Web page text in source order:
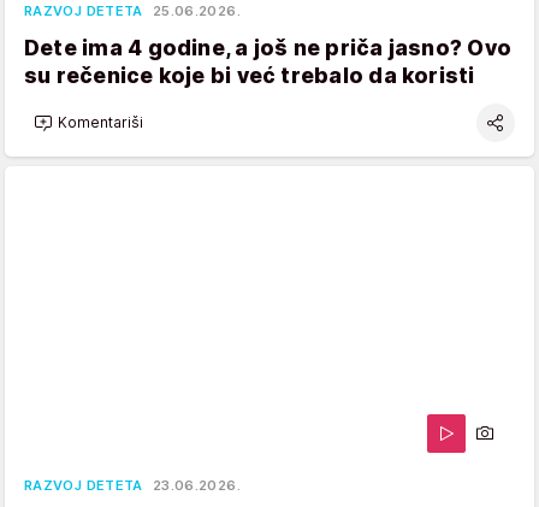
RAZVOJ DETETA 25.06.2026.
Dete ima 4 godine, a još ne priča jasno? Ovo
su rečenice koje bi već trebalo da koristi
Komentariši
RAZVOJ DETETA 23.06.2026.